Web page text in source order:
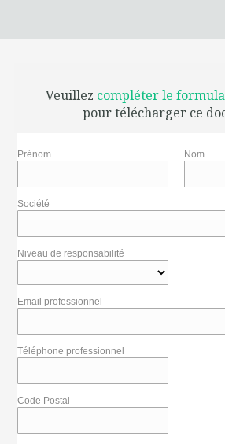
Veuillez compléter le
pour télécharger ce
Prénom Nom
Société
Niveau de responsabilité
Email professionnel
Téléphone professionnel
Code Postal